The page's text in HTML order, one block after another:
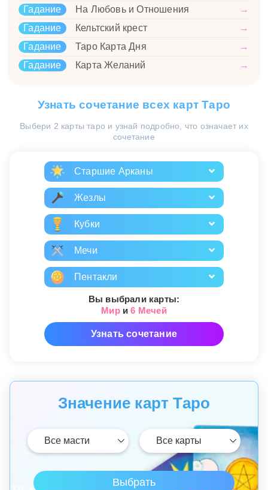
Гадание
На Любовь и Отношения
→
Гадание
Кельтский крест
→
Гадание
Таро Карта Дня
→
Гадание
Карта Желаний →
Узнать сочетание всех карт Таро
Выбери 2 карты таро и узнай подробно, что означает их
сочетание
Старшие Арканы
Жезлы
Кубки
Мечи
Пентакли
Вы выбрали карты:
Мири6 Мечей
Узнать сочетание
Значение карт Таро